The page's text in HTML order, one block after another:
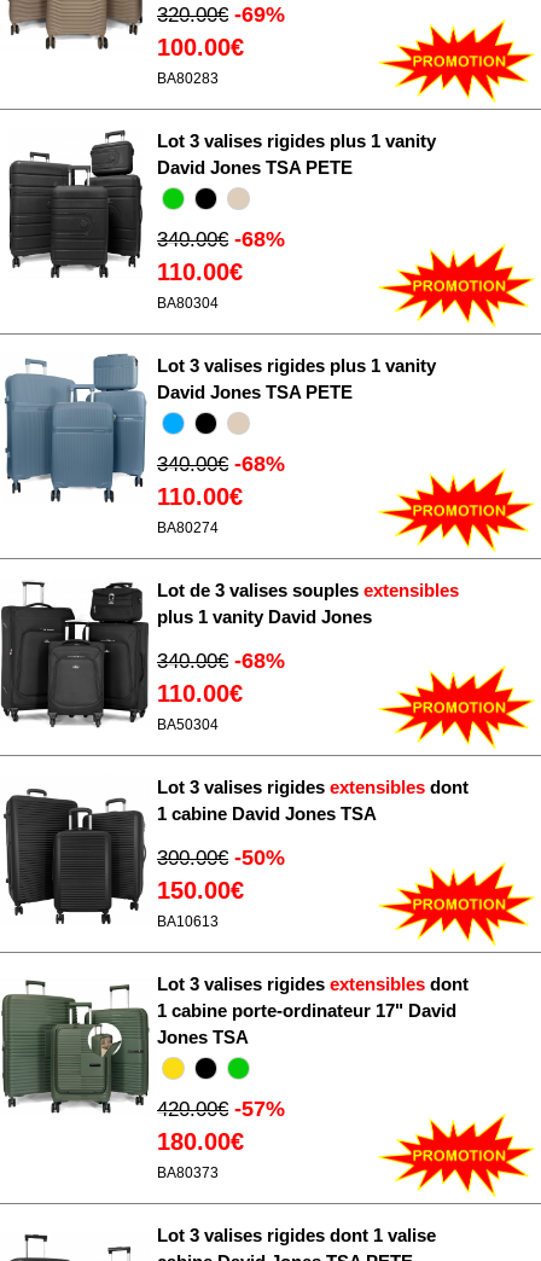
320.00€ -69%
100.00€
BA80283
Lot 3 valises rigides plus 1 vanity
David Jones TSA PETE
340.00€ -68%
110.00€
BA80304
Lot 3 valises rigides plus 1 vanity
David Jones TSA PETE
340.00€ -68%
110.00€
BA80274
Lot de 3 valises souples extensibles
plus 1 vanity David Jones
340.00€ -68%
110.00€
BA50304
Lot 3 valises rigides extensibles dont
1 cabine David Jones TSA
300.00€ -50%
150.00€
BA10613
Lot 3 valises rigides extensibles dont
1 cabine porte-ordinateur 17" David
Jones TSA
420.00€ -57%
180.00€
BA80373
Lot 3 valises rigides dont 1 valise